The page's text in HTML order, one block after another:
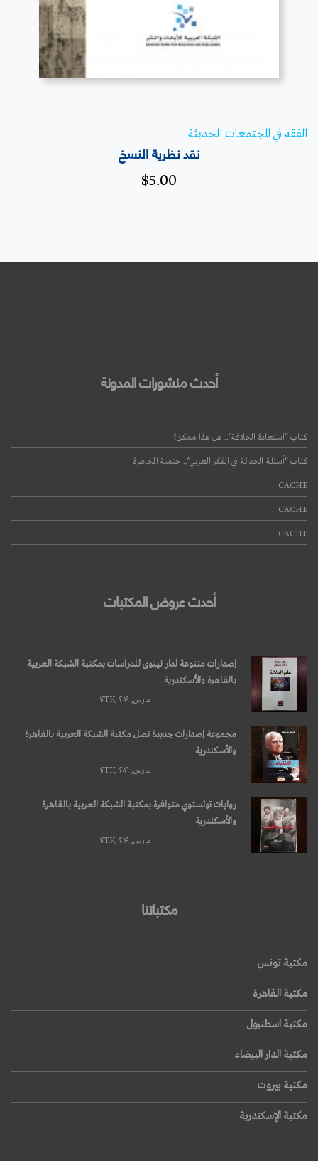
الفقه في المجتمعات الحديثة
نقد نظرية النسخ
$5.00
أحدث منشورات المدونة
كتاب “استعادة الخلافة”.. هل هذا ممكن؟
كتاب “أسئلة الحداثة في الفكر العربي”.. حتمية المخاطرة
CACHE
CACHE
CACHE
أحدث عروض المكتبات
إصدارات متنوعة لدار نينوى للدراسات بمكتبة الشبكة العربية
بالقاهرة والأسكندرية
مارس, ۱۲TH, ۲۰۱۹
مجموعة إصدارات جديدة تصل مكتبة الشبكة العربية بالقاهرة
والأسكندرية
مارس, ۱۲TH, ۲۰۱۹
روايات تولستوي متوافرة بمكتبة الشبكة العربية بالقاهرة
والأسكندرية
مارس, ۱۲TH, ۲۰۱۹
مكتباتنا
مكتبة تونس
مكتبة القاهرة
مكتبة اسطنبول
مكتبة الدار البيضاء
مكتبة بيروت
مكتبة الإسكندرية